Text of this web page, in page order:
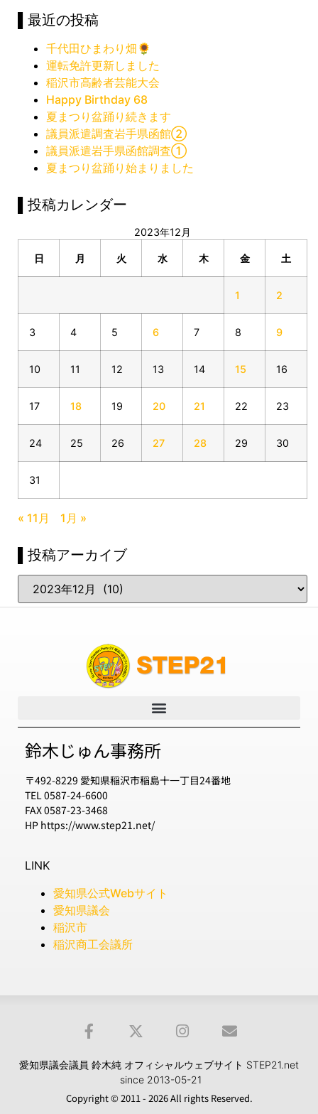
▌最近の投稿
千代田ひまわり畑🌻
運転免許更新しました
稲沢市高齢者芸能大会
Happy Birthday 68
夏まつり盆踊り続きます
議員派遣調査岩手県函館②
議員派遣岩手県函館調査①
夏まつり盆踊り始まりました
▌投稿カレンダー
2023年12月
日 月 火 水 木 金 土
1 2
3 4 5 6 7 8 9
10 11 12 13 14 15 16
17 18 19 20 21 22 23
24 25 26 27 28 29 30
31
« 11月 1月 »
▌投稿アーカイブ
鈴木じゅん事務所
〒492-8229 愛知県稲沢市稲島十一丁目24番地
TEL 0587-24-6600
FAX 0587-23-3468
HP https://www.step21.net/
LINK
愛知県公式Webサイト
愛知県議会
稲沢市
稲沢商工会議所
愛知県議会議員 鈴木純 オフィシャルウェブサイト STEP21.net
since 2013-05-21
Copyright © 2011 - 2026 All rights Reserved.